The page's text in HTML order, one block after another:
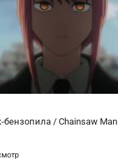
бензопила / Chainsaw Man